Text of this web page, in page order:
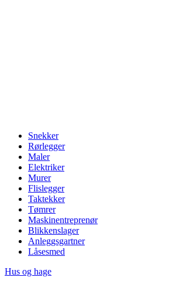
Snekker
Rørlegger
Maler
Elektriker
Murer
Flislegger
Taktekker
Tømrer
Maskinentreprenør
Blikkenslager
Anleggsgartner
Låsesmed
Hus og hage